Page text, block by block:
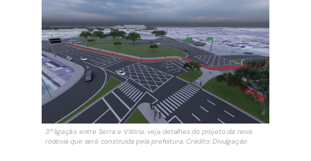
3ª ligação entre Serra e Vitória: veja detalhes do projeto da nova
rodovia que será construída pela prefeitura. Crédito: Divulgação